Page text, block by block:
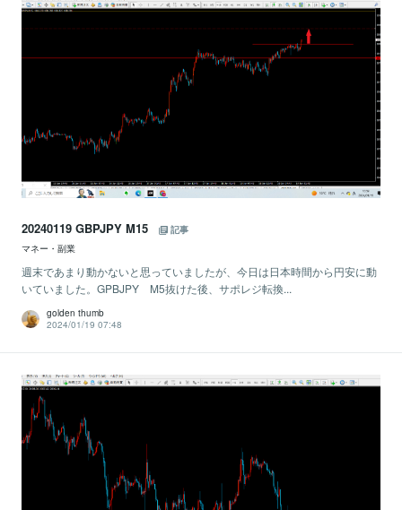
20240119 GBPJPY M15
記事
マネー・副業
週末であまり動かないと思っていましたが、今日は日本時間から円安に動
いていました。GPBJPY M5抜けた後、サポレジ転換...
golden thumb
2024/01/19 07:48